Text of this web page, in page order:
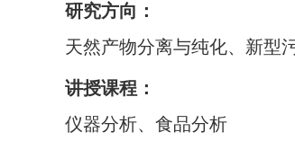
研究方向：
天然产物分离与纯化、新型
讲授课程：
仪器分析、食品分析